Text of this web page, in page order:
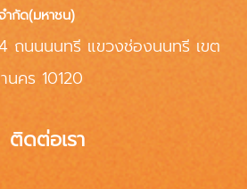
ำกัด(มหาชน)
ถนนนนทรี แขวงช่องนนทรี เขต
นคร 10120
ติดต่อเรา